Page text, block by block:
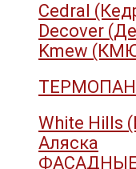
Cedral
Decover
Kmew
White Hills
Аляска